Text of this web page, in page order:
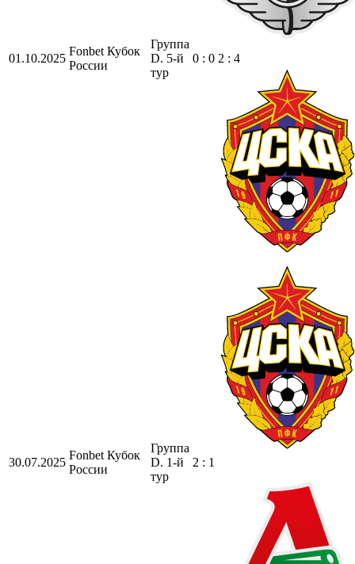
01.10.2025
Fonbet Кубок
России
Группа
D. 5-й
тур
0 : 0 2 : 4
30.07.2025
Fonbet Кубок
России
Группа
D. 1-й
тур
2 : 1